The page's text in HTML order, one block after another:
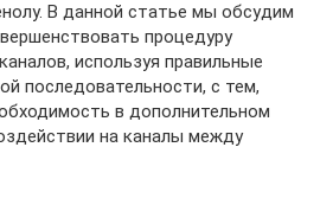
В данной статье мы обсудим
процедуру
используя правильные
последовательности, с тем,
в дополнительном
на каналы между